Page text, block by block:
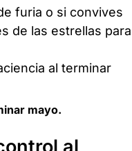
furia o si convives
de las estrellas para
mayo.
al